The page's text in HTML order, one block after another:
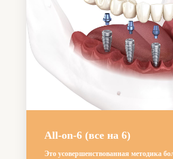
All-on-6 (все на 6)
Это усовершенствованная методика